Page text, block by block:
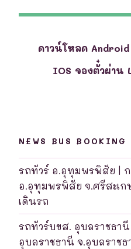
ดาวน์โหลด
IOS จองตั๋วผ่าน
NEWS BUS BOOKING
รถทัวร์ อ.อุทุมพรพิสัย |
อ.อุทุมพรพิสัย จ.ศรีสะเก
เดินรถ
รถทัวร์บขส. อุบลราชธา
อุบลราชธานี จ.อุบลราช